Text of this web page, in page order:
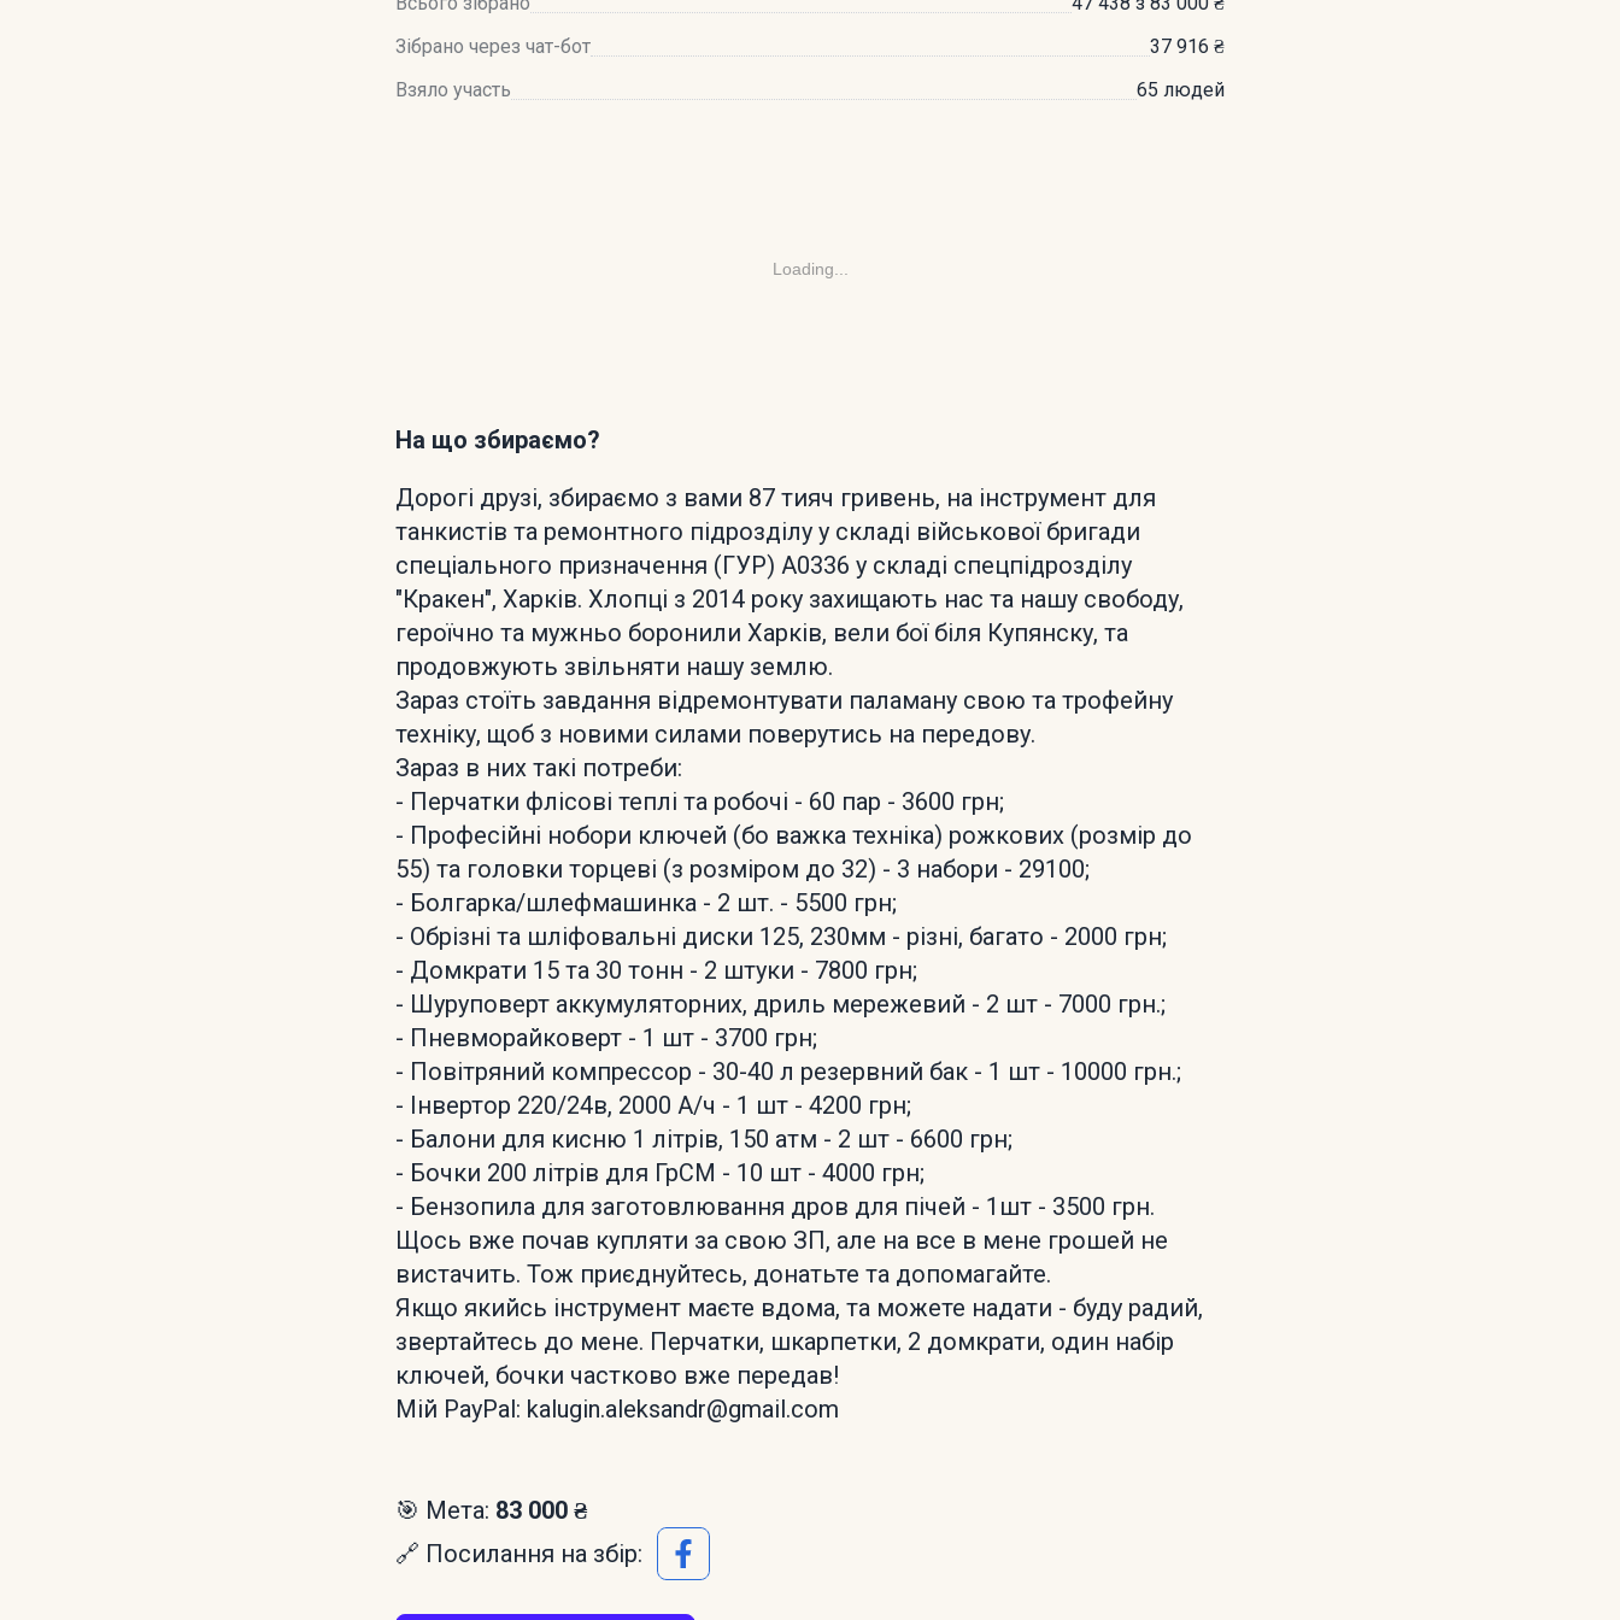
Зібрано через чат-бот
37 916 ₴
Взяло участь
65 людей
Loading...
На що збираємо?
Дорогі друзі, збираємо з вами 87 тияч гривень, на інструмент для
танкистів та ремонтного підрозділу у складі військової бригади
спеціального призначення (ГУР) А0336 у складі спецпідрозділу
"Кракен", Харків. Хлопці з 2014 року захищають нас та нашу свободу,
героїчно та мужньо боронили Харків, вели бої біля Купянску, та
продовжують звільняти нашу землю.
Зараз стоїть завдання відремонтувати паламану свою та трофейну
техніку, щоб з новими силами поверутись на передову.
Зараз в них такі потреби:
- Перчатки флісові теплі та робочі - 60 пар - 3600 грн;
- Професійні нобори ключей (бо важка техніка) рожкових (розмір до
55) та головки торцеві (з розміром до 32) - 3 набори - 29100;
- Болгарка/шлефмашинка - 2 шт. - 5500 грн;
- Обрізні та шліфовальні диски 125, 230мм - різні, багато - 2000 грн;
- Домкрати 15 та 30 тонн - 2 штуки - 7800 грн;
- Шуруповерт аккумуляторних, дриль мережевий - 2 шт - 7000 грн.;
- Пневморайковерт - 1 шт - 3700 грн;
- Повітряний компрессор - 30-40 л резервний бак - 1 шт - 10000 грн.;
- Інвертор 220/24в, 2000 А/ч - 1 шт - 4200 грн;
- Балони для кисню 1 літрів, 150 атм - 2 шт - 6600 грн;
- Бочки 200 літрів для ГрСМ - 10 шт - 4000 грн;
- Бензопила для заготовлювання дров для пічей - 1шт - 3500 грн.
Щось вже почав купляти за свою ЗП, але на все в мене грошей не
вистачить. Тож приєднуйтесь, донатьте та допомагайте.
Якщо якийсь інструмент маєте вдома, та можете надати - буду радий,
звертайтесь до мене. Перчатки, шкарпетки, 2 домкрати, один набір
ключей, бочки частково вже передав!
Мій PayPal: kalugin.aleksandr@gmail.com
🎯 Мета: 83 000 ₴
🔗 Посилання на збір: